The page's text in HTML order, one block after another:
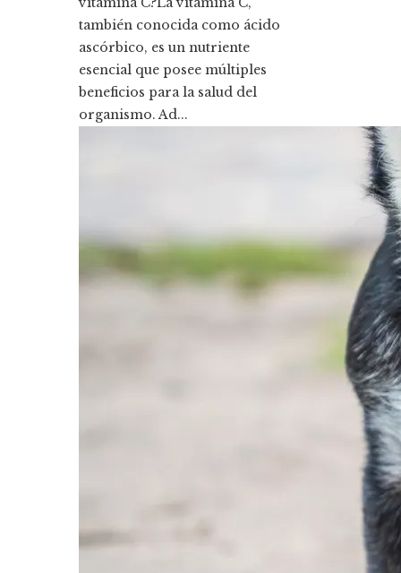
también conocida como ácido
ascórbico, es un nutriente
esencial que posee múltiples
beneficios para la salud del
organismo. Ad...